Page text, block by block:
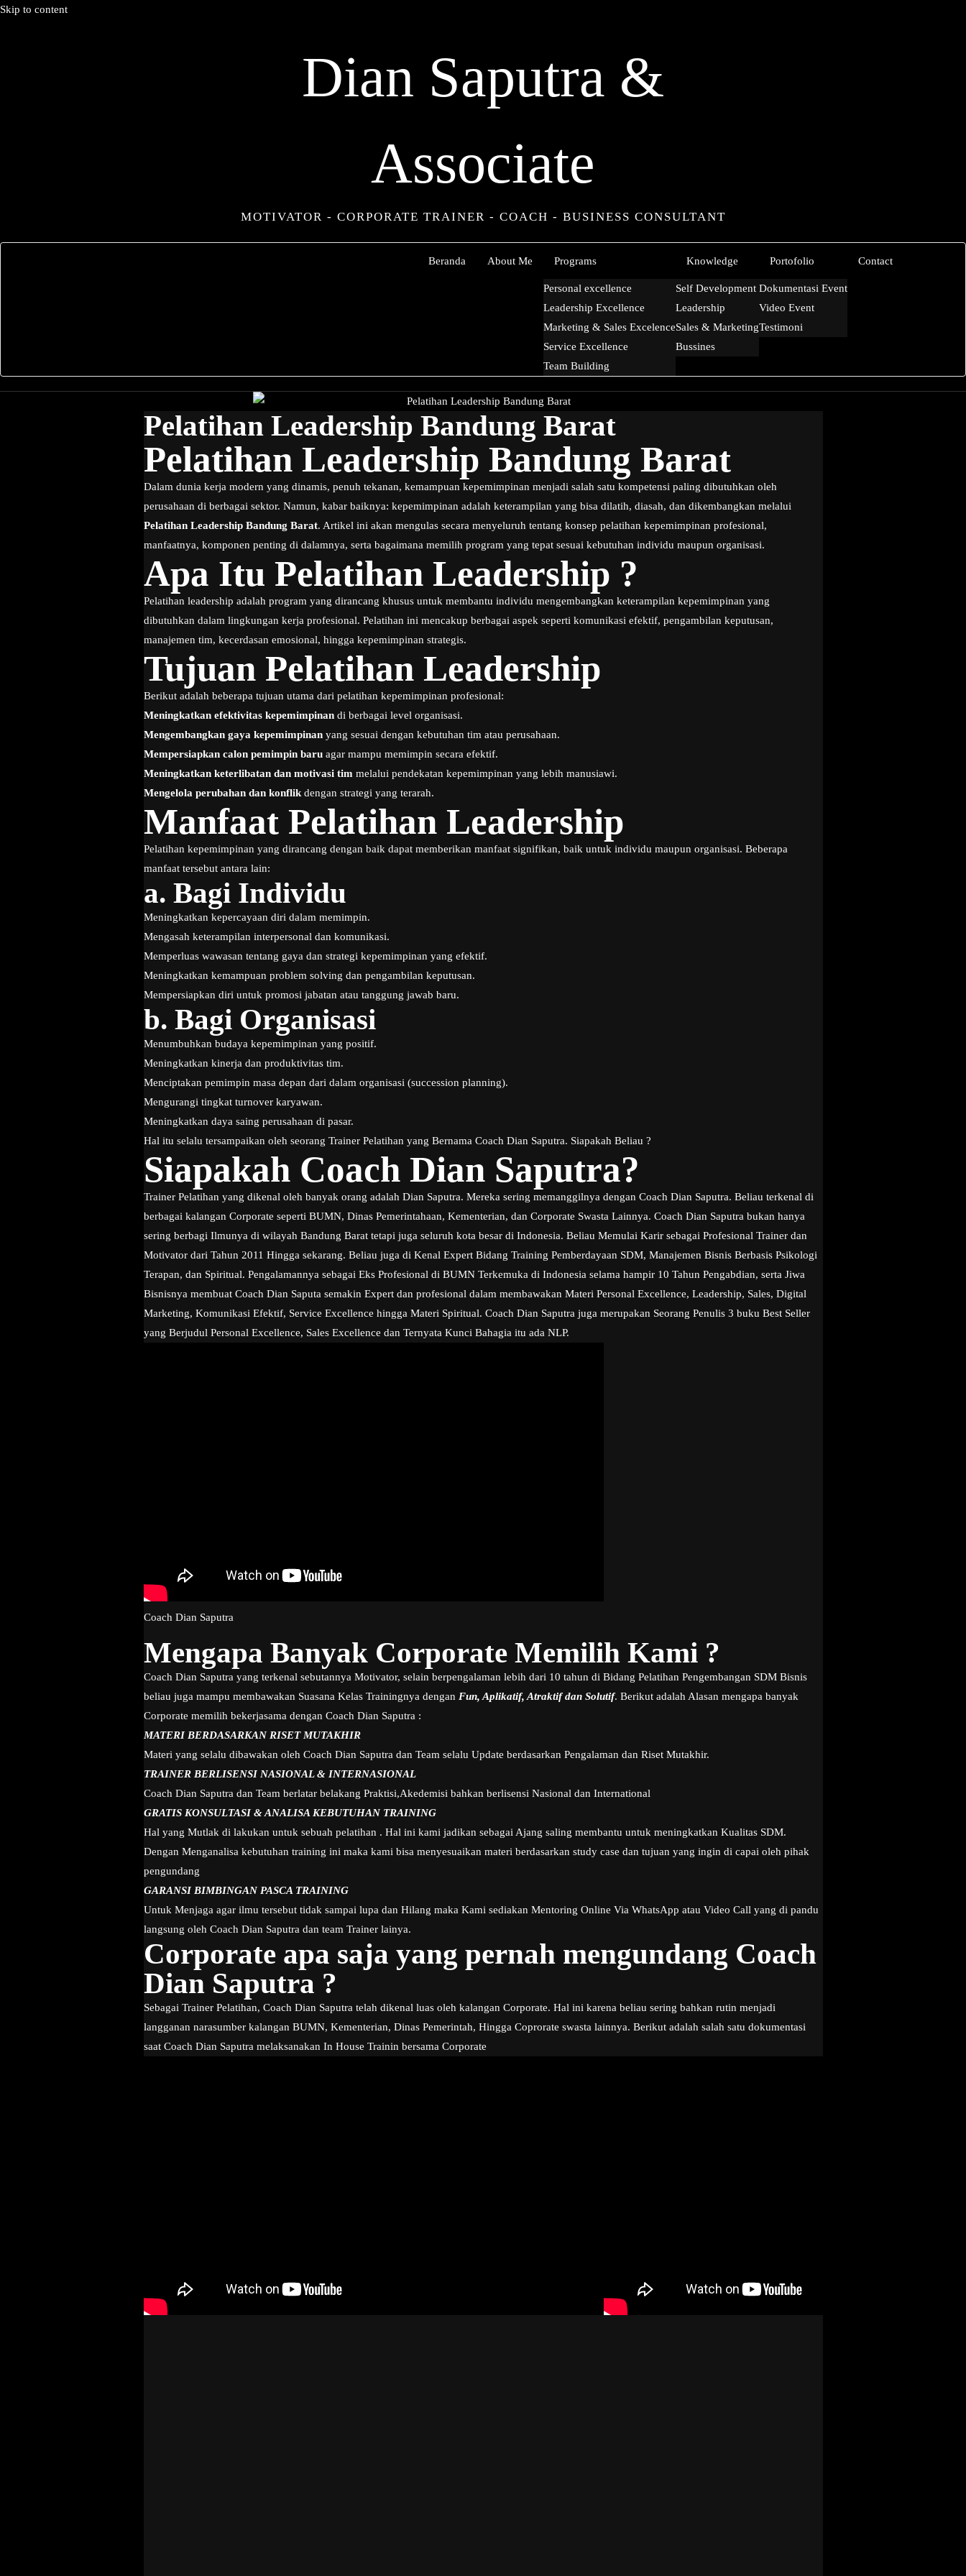
Skip to content
Dian Saputra &
Associate
MOTIVATOR - CORPORATE TRAINER - COACH - BUSINESS CONSULTANT
Beranda About Me Programs
Personal excellence
Leadership Excellence
Marketing & Sales Excelence
Service Excellence
Team Building
Knowledge
Self Development
Leadership
Sales & Marketing
Bussines
Portofolio
Dokumentasi Event
Video Event
Testimoni
Contact
Pelatihan Leadership Bandung Barat
Pelatihan Leadership Bandung Barat
Dalam dunia kerja modern yang dinamis, penuh tekanan, kemampuan kepemimpinan menjadi salah satu kompetensi paling dibutuhkan oleh
perusahaan di berbagai sektor. Namun, kabar baiknya: kepemimpinan adalah keterampilan yang bisa dilatih, diasah, dan dikembangkan melalui
Pelatihan Leadership Bandung Barat. Artikel ini akan mengulas secara menyeluruh tentang konsep pelatihan kepemimpinan profesional,
manfaatnya, komponen penting di dalamnya, serta bagaimana memilih program yang tepat sesuai kebutuhan individu maupun organisasi.
Apa Itu Pelatihan Leadership ?
Pelatihan leadership adalah program yang dirancang khusus untuk membantu individu mengembangkan keterampilan kepemimpinan yang
dibutuhkan dalam lingkungan kerja profesional. Pelatihan ini mencakup berbagai aspek seperti komunikasi efektif, pengambilan keputusan,
manajemen tim, kecerdasan emosional, hingga kepemimpinan strategis.
Tujuan Pelatihan Leadership
Berikut adalah beberapa tujuan utama dari pelatihan kepemimpinan profesional:
Meningkatkan efektivitas kepemimpinandi berbagai level organisasi.
Mengembangkan gaya kepemimpinanyang sesuai dengan kebutuhan tim atau perusahaan.
Mempersiapkan calon pemimpin baruagar mampu memimpin secara efektif.
Meningkatkan keterlibatan dan motivasi tim melalui pendekatan kepemimpinan yang lebih manusiawi.
Mengelola perubahan dan konflikdengan strategi yang terarah.
Manfaat Pelatihan Leadership
Pelatihan kepemimpinan yang dirancang dengan baik dapat memberikan manfaat signifikan, baik untuk individu maupun organisasi. Beberapa
manfaat tersebut antara lain:
a. Bagi Individu
Meningkatkan kepercayaan diri dalam memimpin.
Mengasah keterampilan interpersonal dan komunikasi.
Memperluas wawasan tentang gaya dan strategi kepemimpinan yang efektif.
Meningkatkan kemampuan problem solving dan pengambilan keputusan.
Mempersiapkan diri untuk promosi jabatan atau tanggung jawab baru.
b. Bagi Organisasi
Menumbuhkan budaya kepemimpinan yang positif.
Meningkatkan kinerja dan produktivitas tim.
Menciptakan pemimpin masa depan dari dalam organisasi (succession planning).
Mengurangi tingkat turnover karyawan.
Meningkatkan daya saing perusahaan di pasar.
Hal itu selalu tersampaikan oleh seorang Trainer Pelatihan yang Bernama Coach Dian Saputra. Siapakah Beliau ?
Siapakah Coach Dian Saputra?
Trainer Pelatihan yang dikenal oleh banyak orang adalah Dian Saputra. Mereka sering memanggilnya dengan Coach Dian Saputra. Beliau terkenal di
berbagai kalangan Corporate seperti BUMN, Dinas Pemerintahaan, Kementerian, dan Corporate Swasta Lainnya. Coach Dian Saputra bukan hanya
sering berbagi Ilmunya di wilayah Bandung Barat tetapi juga seluruh kota besar di Indonesia. Beliau Memulai Karir sebagai Profesional Trainer dan
Motivator dari Tahun 2011 Hingga sekarang. Beliau juga di Kenal Expert Bidang Training Pemberdayaan SDM, Manajemen Bisnis Berbasis Psikologi
Terapan, dan Spiritual. Pengalamannya sebagai Eks Profesional di BUMN Terkemuka di Indonesia selama hampir 10 Tahun Pengabdian, serta Jiwa
Bisnisnya membuat Coach Dian Saputa semakin Expert dan profesional dalam membawakan Materi Personal Excellence, Leadership, Sales, Digital
Marketing, Komunikasi Efektif, Service Excellence hingga Materi Spiritual. Coach Dian Saputra juga merupakan Seorang Penulis 3 buku Best Seller
yang Berjudul Personal Excellence, Sales Excellence dan Ternyata Kunci Bahagia itu ada NLP.
Coach Dian Saputra
Mengapa Banyak Corporate Memilih Kami ?
Coach Dian Saputra yang terkenal sebutannya Motivator, selain berpengalaman lebih dari 10 tahun di Bidang Pelatihan Pengembangan SDM Bisnis
beliau juga mampu membawakan Suasana Kelas Trainingnya dengan Fun, Aplikatif, Atraktif dan Solutif. Berikut adalah Alasan mengapa banyak
Corporate memilih bekerjasama dengan Coach Dian Saputra :
MATERI BERDASARKAN RISET MUTAKHIR
Materi yang selalu dibawakan oleh Coach Dian Saputra dan Team selalu Update berdasarkan Pengalaman dan Riset Mutakhir.
TRAINER BERLISENSI NASIONAL & INTERNASIONAL
Coach Dian Saputra dan Team berlatar belakang Praktisi,Akedemisi bahkan berlisensi Nasional dan International
GRATIS KONSULTASI & ANALISA KEBUTUHAN TRAINING
Hal yang Mutlak di lakukan untuk sebuah pelatihan . Hal ini kami jadikan sebagai Ajang saling membantu untuk meningkatkan Kualitas SDM.
Dengan Menganalisa kebutuhan training ini maka kami bisa menyesuaikan materi berdasarkan study case dan tujuan yang ingin di capai oleh pihak
pengundang
GARANSI BIMBINGAN PASCA TRAINING
Untuk Menjaga agar ilmu tersebut tidak sampai lupa dan Hilang maka Kami sediakan Mentoring Online Via WhatsApp atau Video Call yang di pandu
langsung oleh Coach Dian Saputra dan team Trainer lainya.
Corporate apa saja yang pernah mengundang Coach
Dian Saputra ?
Sebagai Trainer Pelatihan, Coach Dian Saputra telah dikenal luas oleh kalangan Corporate. Hal ini karena beliau sering bahkan rutin menjadi
langganan narasumber kalangan BUMN, Kementerian, Dinas Pemerintah, Hingga Coprorate swasta lainnya. Berikut adalah salah satu dokumentasi
saat Coach Dian Saputra melaksanakan In House Trainin bersama Corporate